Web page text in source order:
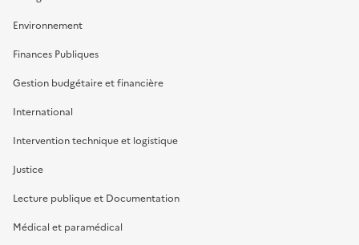
Environnement
Finances Publiques
Gestion budgétaire et financière
International
Intervention technique et logistique
Justice
Lecture publique et Documentation
Médical et paramédical